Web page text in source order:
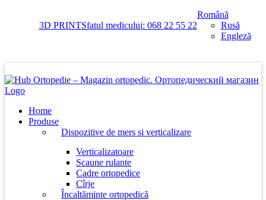
3D PRINTSfatul medicului: 068 22 55 22
Română
Rusă
Engleză
Home
Produse
Dispozitive de mers si verticalizare
Verticalizatoare
Scaune rulante
Cadre ortopedice
Cîrje
Încaltăminte ortopedică